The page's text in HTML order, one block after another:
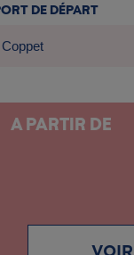
PORT DE DÉPART
Coppet
A PARTIR DE